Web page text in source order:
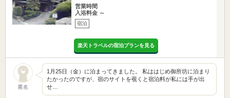
営業時間
入浴料金 ～
宿泊
楽天トラベルの宿泊プランを見る
匿名
1月25日（金）に泊まってきました。 私ははじめ御所坊に泊まり
たかったのですが、宿のサイトを覗くと宿泊料が私には手が出
せ…